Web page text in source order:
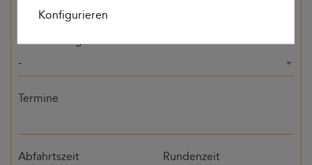
-
Termine
Abfahrtszeit Rundenzeit
Konfigurieren